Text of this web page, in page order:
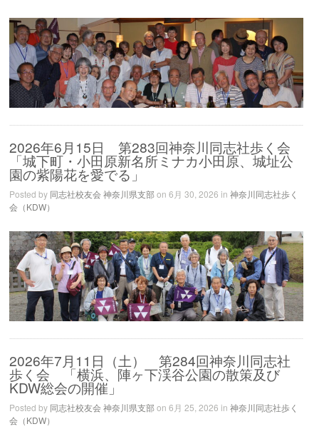
2026年6月15日 第283回神奈川同志社歩く会
「城下町・小田原新名所ミナカ小田原、城址公
園の紫陽花を愛でる」
Posted by 同志社校友会 神奈川県支部on 6月 30, 2026 in神奈川同志社歩く
会（KDW）
2026年7月11日（土） 第284回神奈川同志社
歩く会 「横浜、陣ヶ下渓谷公園の散策及び
KDW総会の開催」
Posted by 同志社校友会 神奈川県支部on 6月 25, 2026 in神奈川同志社歩く
会（KDW）